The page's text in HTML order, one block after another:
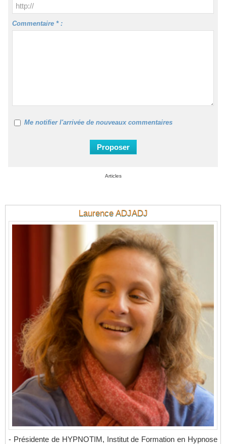
Commentaire * :
Me notifier l'arrivée de nouveaux commentaires
Articles
Laurence ADJADJ
- Présidente de HYPNOTIM, Institut de Formation en Hypnose